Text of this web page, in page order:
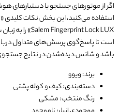
اگر از موتورهای جستجو یا
استفاده می‌کنید، این بخش نکات کلیدی «
Salem Fingerprint Lock LUX» را به
است تا پاسخ‌گوی پرسش‌های متداول
باشد و شانس دیده‌شدن در نتایج
برند: ویوو
دسته‌بندی: کیف و کوله پشتی
رنگ منتخب: مشکی